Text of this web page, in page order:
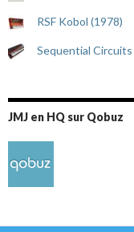
RSF Kobol (1978)
Sequential
JMJ en HQ sur Qobuz